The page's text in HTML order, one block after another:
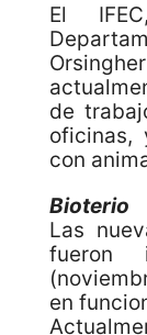
El
de
oficinas,
con
Bioterio
Las
fueron
en